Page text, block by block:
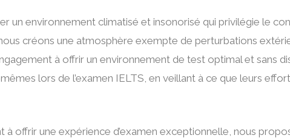
un environnement climatisé et insonorisé qui privilégie le
créons une atmosphère exempte de perturbations
à offrir un environnement de test optimal et sans
lors de l’examen IELTS, en veillant à ce que leurs
offrir une expérience d’examen exceptionnelle, nous